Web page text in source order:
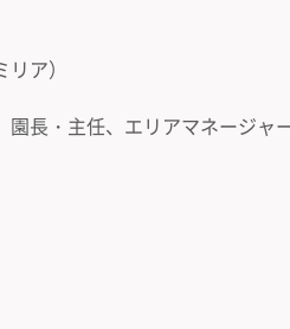
ア）
長・主任、エリアマネージャ